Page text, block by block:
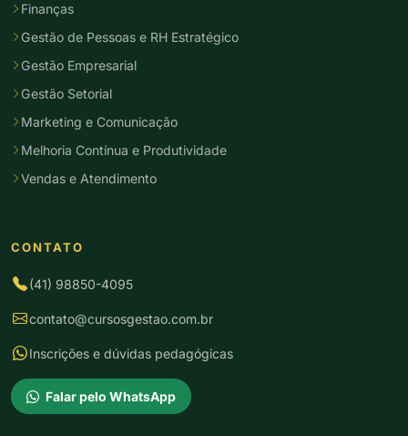
Finanças
Gestão de Pessoas e RH Estratégico
Gestão Empresarial
Gestão Setorial
Marketing e Comunicação
Melhoria Contínua e Produtividade
Vendas e Atendimento
CONTATO
(41) 98850-4095
contato@cursosgestao.com.br
Inscrições e dúvidas pedagógicas
Falar pelo WhatsApp